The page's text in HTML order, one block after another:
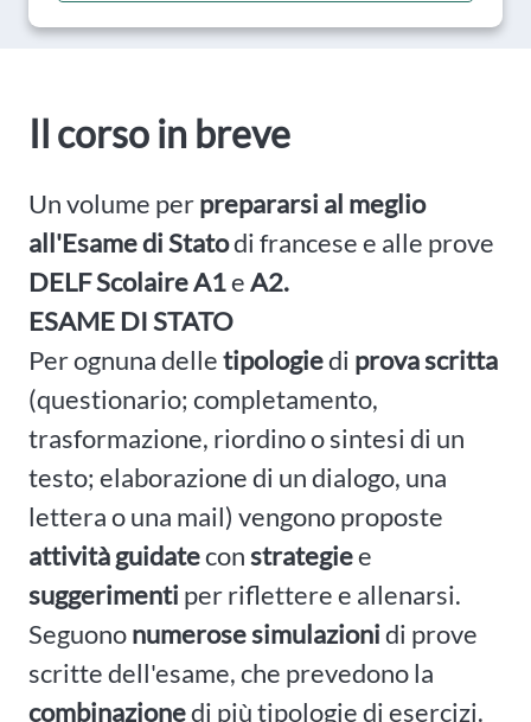
Il corso in breve
Un volume perprepararsi al meglio
all'Esame di Statodi francese e alle prove
DELFScolaireA1eA2.
ESAME DI STATO
Per ognuna delletipologiedi prova scritta
(questionario; completamento,
trasformazione, riordino o sintesi di un
testo; elaborazione di un dialogo, una
lettera o una mail) vengono proposte
attività guidateconstrategiee
suggerimenti per riflettere e allenarsi.
Seguononumerosesimulazionidi prove
scritte dell'esame, che prevedono la
combinazionedi più tipologie di esercizi.